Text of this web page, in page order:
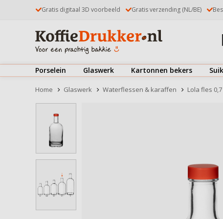
Gratis digitaal 3D voorbeeld Gratis verzending (NL/BE)
Porselein
Kop & schotels
Mokken & kopjes
Borden
Kommen & schaaltjes
Bekijk alles
Glaswerk
Theeglazen
Kartonnen bekers
Koffiebekers
Home Glaswerk Waterflessen & karaffen Lola fles 0,7